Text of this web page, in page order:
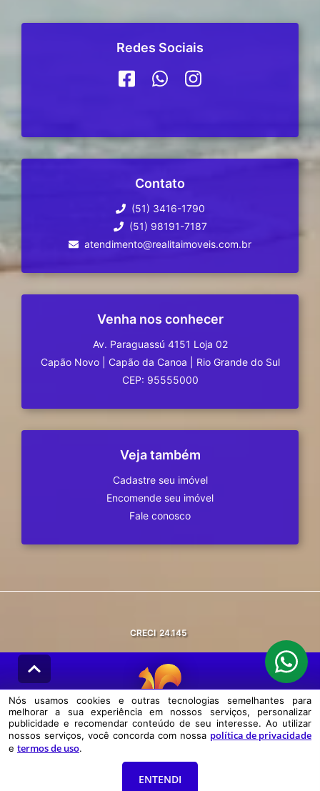
Redes Sociais
Contato
(51) 3416-1790
(51) 98191-7187
atendimento@realitaimoveis.com.br
Venha nos conhecer
Av. Paraguassú 4151 Loja 02
Capão Novo
Capão da Canoa
Rio Grande do Sul
CEP: 95555000
Veja também
Cadastre seu imóvel
Encomende seu imóvel
Fale conosco
CRECI 24.145
© DESENVOLVIDO PELAAGIL.NET
Nós usamos cookies e outras tecnologias semelhantes para melhorar a
sua experiência em nossos serviços, personalizar publicidade e
Nós usamos cookies e outras tecnologias semelhantes para
melhorar a sua experiência em nossos serviços, personalizar
publicidade e recomendar conteúdo de seu interesse. Ao utilizar
nossos serviços, você concorda com nossa política de privacidade
e termos de uso.
ENTENDI